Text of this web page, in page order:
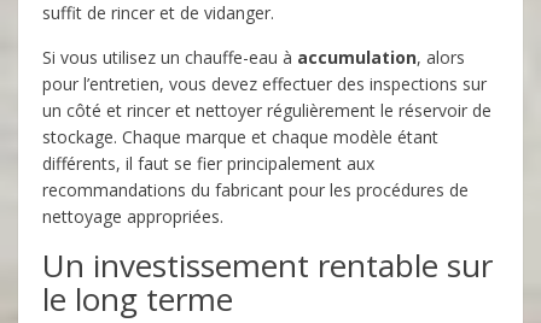
suffit de rincer et de vidanger.
Si vous utilisez un chauffe-eau à accumulation, alors
pour l’entretien, vous devez effectuer des inspections sur
un côté et rincer et nettoyer régulièrement le réservoir de
stockage. Chaque marque et chaque modèle étant
différents, il faut se fier principalement aux
recommandations du fabricant pour les procédures de
nettoyage appropriées.
Un investissement rentable sur
le long terme